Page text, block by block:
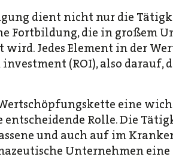
dient nicht nur die
Fortbildung, die in großem
Jedes Element in der
(ROI), also darauf,
eine
Rolle. Die
und auch auf im
Unternehmen